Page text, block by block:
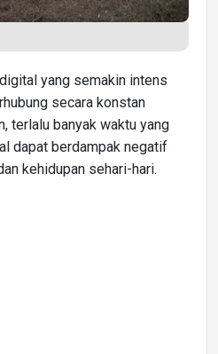
yang semakin intens
secara konstan
terlalu banyak waktu yang
dapat berdampak negatif
kehidupan sehari-hari.